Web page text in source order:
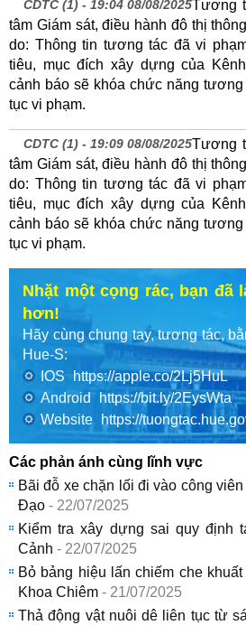
CDTC (1) - 19:04 08/08/2025Tương
tâm Giám sát, điều hành đô thị
do: Thông tin tương tác đã vi
tiêu, mục đích xây dựng của
cảnh báo sẽ khóa chức năng
tục vi phạm.
CDTC (1) - 19:09 08/08/2025Tương
tâm Giám sát, điều hành đô thị
do: Thông tin tương tác đã vi
tiêu, mục đích xây dựng của
cảnh báo sẽ khóa chức năng
tục vi phạm.
Nhặt một cọng rác, bạn đã
hơn!
Hãy cùng chung tay, tương tác,
Hue-S:
IOS
https://apple.co/2Lj5HuL
Android
https://bit.ly/2EysWta
Website
https://
Các phản ánh cùng lĩnh vực
Bãi đỗ xe chặn lối đi vào công
Đạo - 22/07/2025
Kiểm tra xây dựng sai quy định
Cảnh - 22/07/2025
Bỏ bảng hiệu lấn chiếm che
Khoa Chiêm - 21/07/2025
Thả động vật nuôi dê liên tục từ